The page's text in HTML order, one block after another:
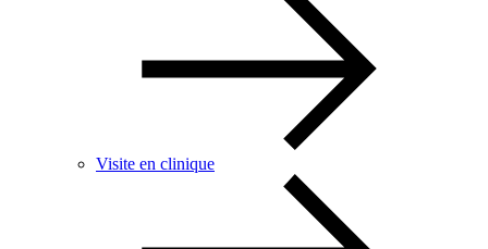
Visite en clinique